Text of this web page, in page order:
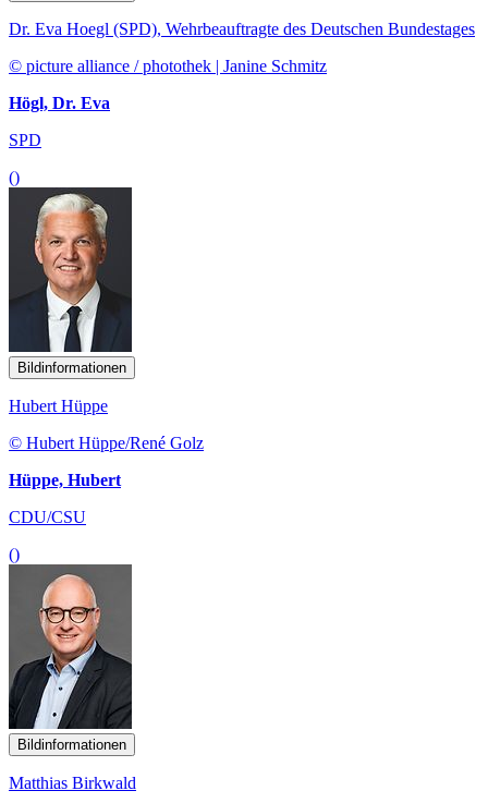
Dr. Eva Hoegl (SPD), Wehrbeauftragte des Deutschen Bundestages
© picture alliance / photothek | Janine Schmitz
Högl, Dr. Eva
SPD
()
Bildinformationen
Hubert Hüppe
© Hubert Hüppe/René Golz
Hüppe, Hubert
CDU/CSU
()
Bildinformationen
Matthias Birkwald